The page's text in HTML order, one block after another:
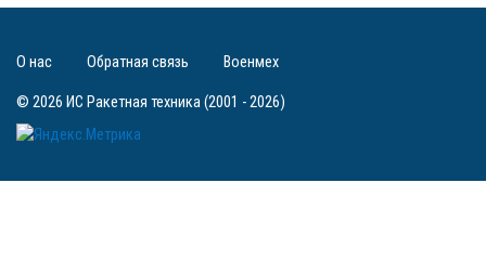
© 2026 ИС Ракетная техника (2001 - 2026)
О нас Обратная связь Военмех